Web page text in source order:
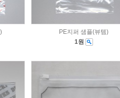
PE지퍼 샘플(뷰템)
1원